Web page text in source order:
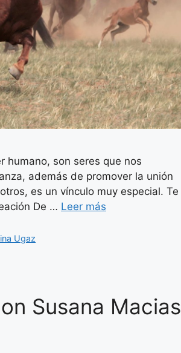
humano, son seres que nos
además de promover la unión
es un vínculo muy especial. Te
De … Leer más
Ugaz
Susana Macias